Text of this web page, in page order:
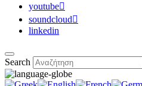
youtube
soundcloud
linkedin
Search